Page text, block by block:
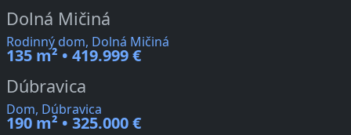
Dolná Mičiná
Rodinný dom, Dolná Mičiná
135 m² • 419.999 €
Dúbravica
Dom, Dúbravica
190 m² • 325.000 €